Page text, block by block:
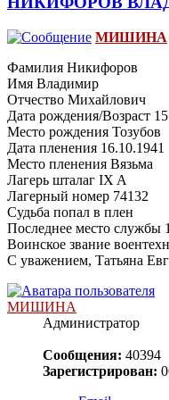
МИШИНА
Фамилия Никифоров
Имя Владимир
Отчество Михайлович
Дата рождения/Возраст
Место рождения Тозубов
Дата пленения 16.10.1941
Место пленения Вязьма
Лагерь шталаг IX A
Лагерный номер 74132
Судьба попал в плен
Последнее место службы
Воинское звание
С уважением, Татьяна
МИШИНА
Администратор
Сообщения: 40394
Зарегистрирован: